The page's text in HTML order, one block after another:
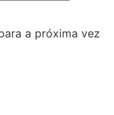
a próxima vez